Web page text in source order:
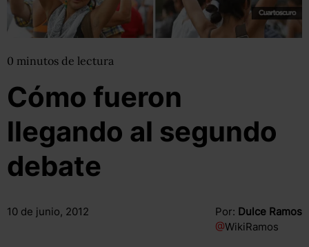
0 minutos de lectura
Cómo fueron
llegando al segundo
debate
10 de junio, 2012 Por: Dulce Ramos
@WikiRamos